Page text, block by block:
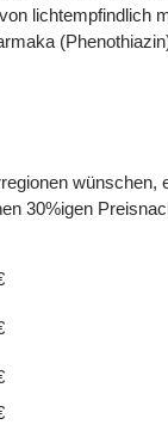
lichtempfindlich
wünschen,
30%igen